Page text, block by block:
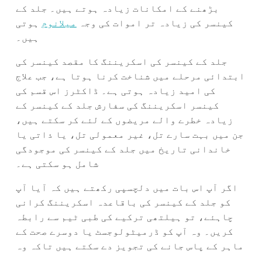
بڑھنے کے امکانات زیادہ ہوتے ہیں۔ جلد کے
کینسر کی زیادہ تر اموات کی وجہ
میلانوم ہوتی
ہیں۔
جلد کے کینسر کی اسکریننگ کا مقصد کینسر کی
ابتدائی مرحلے میں شناخت کرنا ہوتا ہے، جب علاج
کی امید زیادہ ہوتی ہے۔ ڈاکٹرز اس قسم کی
کینسر اسکریننگ کی سفارش جلد کے کینسر کے
زیادہ خطرے والے مریضوں کے لئے کر سکتے ہیں،
جن میں بہت سارے تل، غیر معمولی تل، یا ذاتی یا
خاندانی تاریخ میں جلد کے کینسر کی موجودگی
شامل ہو سکتی ہے۔
اگر آپ اس بات میں دلچسپی رکھتے ہیں کہ آیا آپ
کو جلد کے کینسر کی باقاعدہ اسکریننگ کرانی
چاہئے، تو ہیلتھی ترکیے کی طبی ٹیم سے رابطہ
کریں۔ وہ آپ کو ڈرمیٹولوجسٹ یا دوسرے صحت کے
ماہر کے پاس جانے کی تجویز دے سکتے ہیں تاکہ وہ